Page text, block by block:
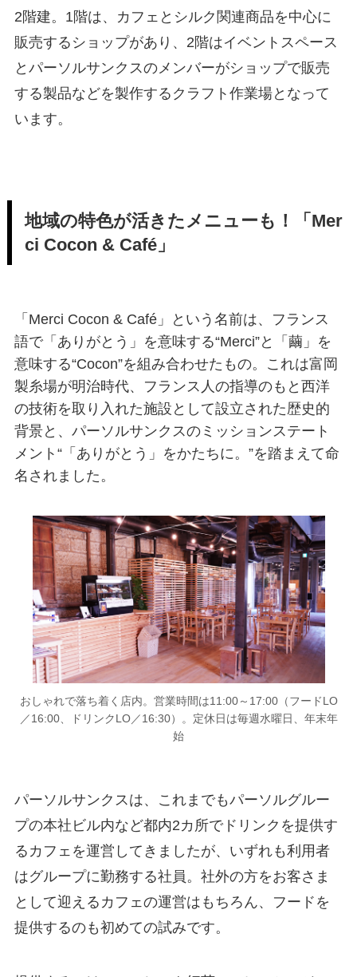
2階建。1階は、カフェとシルク関連商品を中心に
販売するショップがあり、2階はイベントスペース
とパーソルサンクスのメンバーがショップで販売
する製品などを製作するクラフト作業場となって
います。
地域の特色が活きたメニューも！「Mer
ci Cocon & Café」
「Merci Cocon & Café」という名前は、フランス
語で「ありがとう」を意味する“Merci”と「繭」を
意味する“Cocon”を組み合わせたもの。これは富岡
製糸場が明治時代、フランス人の指導のもと西洋
の技術を取り入れた施設として設立された歴史的
背景と、パーソルサンクスのミッションステート
メント“「ありがとう」をかたちに。”を踏まえて命
名されました。
おしゃれで落ち着く店内。営業時間は11:00～17:00（フードLO
／16:00、ドリンクLO／16:30）。定休日は毎週水曜日、年末年
始
パーソルサンクスは、これまでもパーソルグルー
プの本社ビル内など都内2カ所でドリンクを提供す
るカフェを運営してきましたが、いずれも利用者
はグループに勤務する社員。社外の方をお客さま
として迎えるカフェの運営はもちろん、フードを
提供するのも初めての試みです。